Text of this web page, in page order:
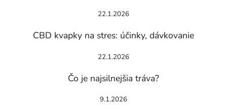
22.1.2026
CBD kvapky na stres: účinky, dávkovanie
22.1.2026
Čo je najsilnejšia tráva?
9.1.2026